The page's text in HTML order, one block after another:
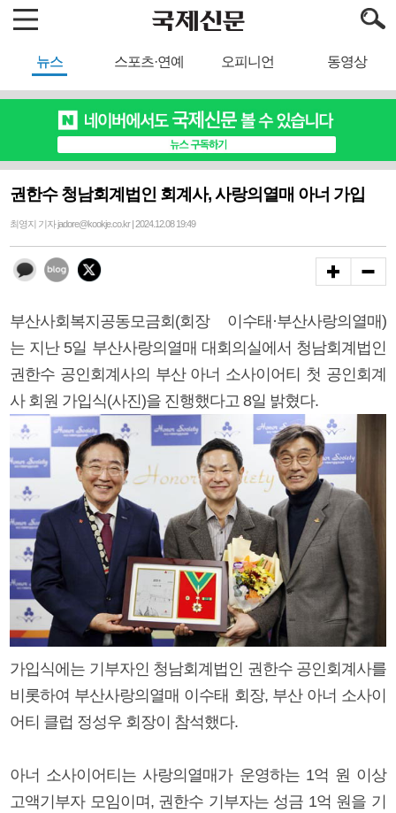
뉴스 스포츠·연예 오피니언 동영상
권한수 청남회계법인 회계사, 사랑의열매 아너 가입
최영지 기자 jadore@kookje.co.kr | 2024.12.08 19:49
부산사회복지공동모금회(회장 이수태·부산사랑의열매)
는 지난 5일 부산사랑의열매 대회의실에서 청남회계법인
권한수 공인회계사의 부산 아너 소사이어티 첫 공인회계
사 회원 가입식(사진)을 진행했다고 8일 밝혔다.
가입식에는 기부자인 청남회계법인 권한수 공인회계사를
비롯하여 부산사랑의열매 이수태 회장, 부산 아너 소사이
어티 클럽 정성우 회장이 참석했다.
아너 소사이어티는 사랑의열매가 운영하는 1억 원 이상
고액기부자 모임이며, 권한수 기부자는 성금 1억 원을 기